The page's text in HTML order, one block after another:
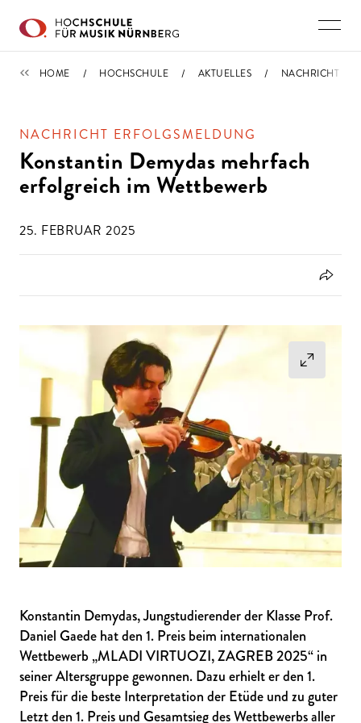
NACHRICHTEN
HOME HOCHSCHULE AKTUELLES NACHRICHT
NACHRICHT ERFOLGSMELDUNG
Konstantin Demydas mehrfach
erfolgreich im Wettbewerb
25. FEBRUAR 2025
Konstantin Demydas, Jungstudierender der Klasse Prof.
Daniel Gaede hat den 1. Preis beim internationalen
Wettbewerb „MLADI VIRTUOZI, ZAGREB 2025“ in
seiner Altersgruppe gewonnen. Dazu erhielt er den 1.
Preis für die beste Interpretation der Etüde und zu guter
Letzt den 1. Preis und Gesamtsieg des Wettbewerbs aller